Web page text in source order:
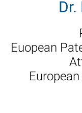
Euopean